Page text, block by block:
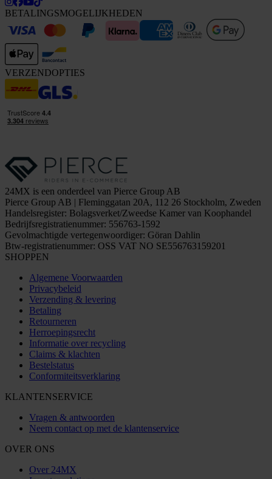
BETALINGSMOGELIJKHEDEN
VERZENDOPTIES
24MX is een onderdeel van Pierce Group AB
Pierce Group AB | Fleminggatan 20A, 112 26 Stockholm, Zweden
Handelsregister: Bolagsverket/Zweedse Kamer van Koophandel
Bedrijfsregistratienummer: 556763-1592
Gevolmachtigde vertegenwoordiger: Göran Dahlin
Btw-registratienummer: OSS VAT NO SE556763159201
SHOPPEN
Algemene Voorwaarden
Privacybeleid
Verzending & levering
Betaling
Retourneren
Herroepingsrecht
Informatie over recycling
Claims & klachten
Bestelstatus
Conformiteitsverklaring
KLANTENSERVICE
Vragen & antwoorden
Neem contact op met de klantenservice
OVER ONS
Over 24MX